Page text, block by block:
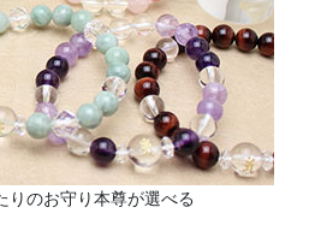
りのお守り本尊が選べる